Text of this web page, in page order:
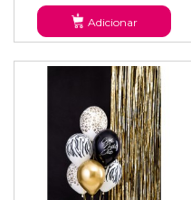
Adicionar